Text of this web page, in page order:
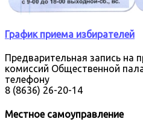
График приема избирателей
Предварительная запись на
комиссий Общественной
телефону
8 (8636) 26-20-14
Местное самоуправление